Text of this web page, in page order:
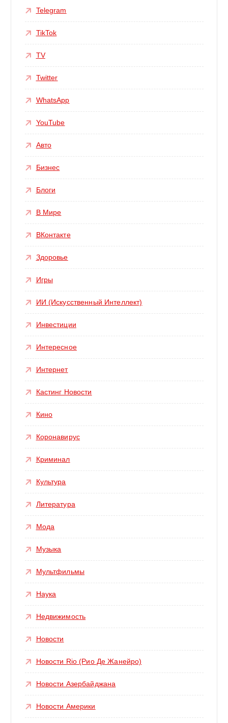
Telegram
TikTok
TV
Twitter
WhatsApp
YouTube
Авто
Бизнес
Блоги
В Мире
ВКонтакте
Здоровье
Игры
ИИ (Искусственный Интеллект)
Инвестиции
Интересное
Интернет
Кастинг Новости
Кино
Коронавирус
Криминал
Культура
Литература
Мода
Музыка
Мультфильмы
Наука
Недвижимость
Новости
Новости Rio (Рио Де Жанейро)
Новости Азербайджана
Новости Америки